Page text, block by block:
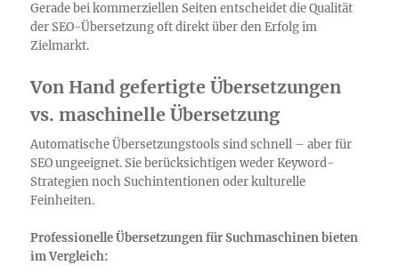
Gerade bei kommerziellen Seiten entscheidet die Qualität
der SEO-Übersetzung oft direkt über den Erfolg im
Zielmarkt.
Von Hand gefertigte Übersetzungen
vs. maschinelle Übersetzung
Automatische Übersetzungstools sind schnell – aber für
SEO ungeeignet. Sie berücksichtigen weder Keyword-
Strategien noch Suchintentionen oder kulturelle
Feinheiten.
Professionelle Übersetzungen für Suchmaschinen bieten
im Vergleich: